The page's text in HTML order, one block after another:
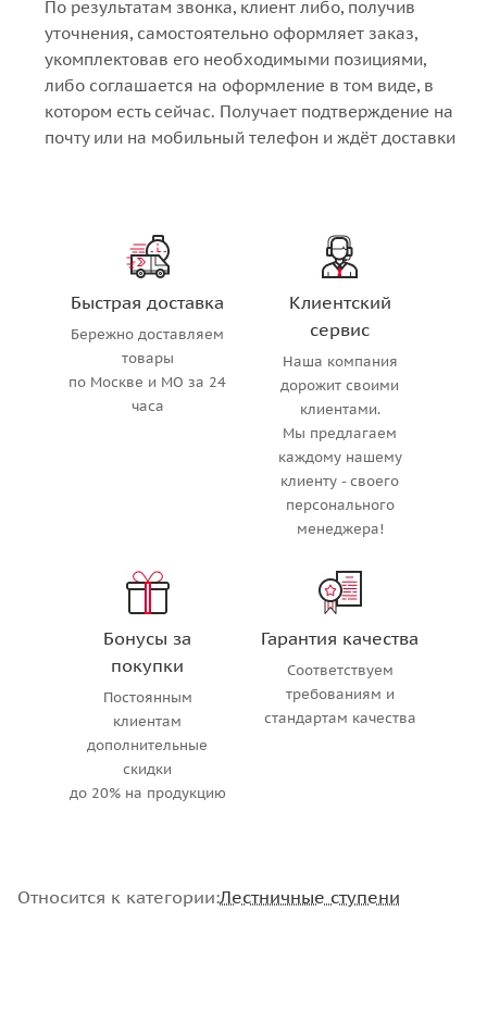
По результатам звонка, клиент либо, получив
уточнения, самостоятельно оформляет заказ,
укомплектовав его необходимыми позициями,
либо соглашается на оформление в том виде, в
котором есть сейчас. Получает подтверждение на
почту или на мобильный телефон и ждёт доставки
Быстрая доставка
Бережно доставляем
товары
по Москве и МО за 24
часа
Клиентский
сервис
Наша компания
дорожит своими
клиентами.
Мы предлагаем
каждому нашему
клиенту - своего
персонального
менеджера!
Бонусы за
покупки
Постоянным
клиентам
дополнительные
скидки
до 20% на продукцию
Гарантия качества
Соответствуем
требованиям и
стандартам качества
Относится к категории:Лестничные ступени